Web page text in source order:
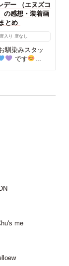
デー （エヌズコ
の感想・装着画
とめ
度入り 度なし
馴染みスタッ
です
me